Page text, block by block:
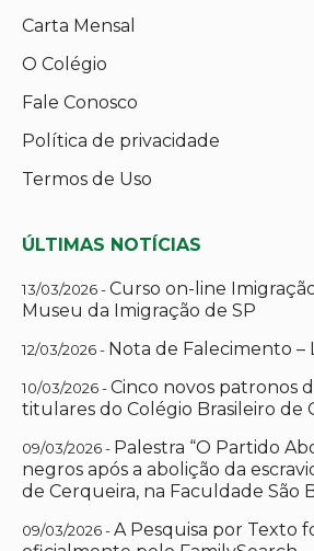
Carta Mensal
O Colégio
Fale Conosco
Política de privacidade
Termos de Uso
ÚLTIMAS NOTÍCIAS
13/03/2026 -Curso on-line
Museu da Imigração de SP
12/03/2026 - Nota de Falecimento –
10/03/2026 -Cinco novos patronos
titulares do Colégio Brasileiro de
09/03/2026 - Palestra “O Partido
negros após a abolição da
de Cerqueira, na Faculdade São
09/03/2026 -A Pesquisa por Texto